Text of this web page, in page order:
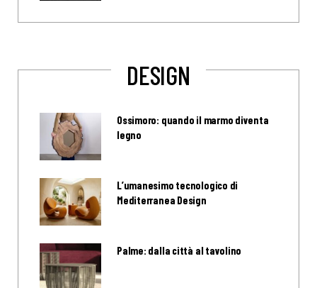
DESIGN
Ossimoro: quando il marmo diventa
legno
L’umanesimo tecnologico di
Mediterranea Design
Palme: dalla città al tavolino